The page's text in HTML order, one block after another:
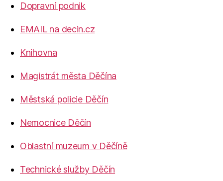
Dopravní podnik
EMAIL na decin.cz
Knihovna
Magistrát města Děčína
Městská policie Děčín
Nemocnice Děčín
Oblastní muzeum v Děčíně
Technické služby Děčín